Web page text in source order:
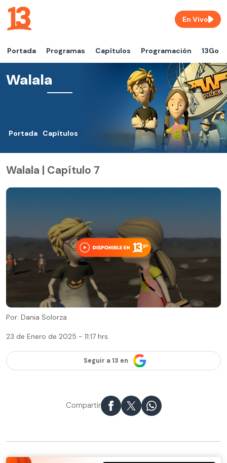
Portada Programas Capítulos Programación 13Go
En Vivo
Walala
Portada Capítulos
Walala | Capítulo 7
Por: Dania Solorza
23 de Enero de 2025 - 11:17 hrs.
Seguir a 13 en
Compartir